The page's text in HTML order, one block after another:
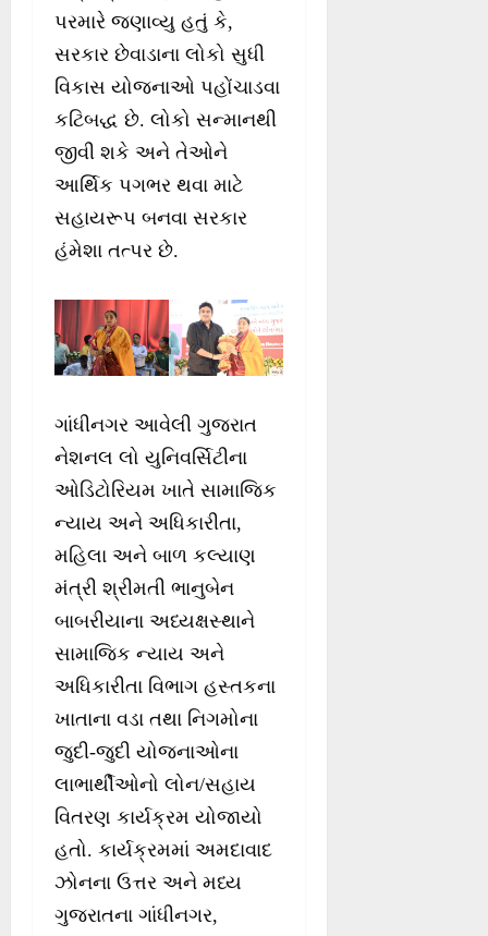
પરમારે જણાવ્યુ હતું કે,
સરકાર છેવાડાના લોકો સુધી
વિકાસ યોજનાઓ પહોંચાડવા
કટિબદ્ધ છે. લોકો સન્માનથી
જીવી શકે અને તેઓને
આર્થિક પગભર થવા માટે
સહાયરૂપ બનવા સરકાર
હંમેશા તત્પર છે.
ગાંધીનગર આવેલી ગુજરાત
નેશનલ લો યુનિવર્સિટીના
ઓડિટોરિયમ ખાતે સામાજિક
ન્યાય અને અધિકારીતા,
મહિલા અને બાળ કલ્યાણ
મંત્રી શ્રીમતી ભાનુબેન
બાબરીયાના અધ્યક્ષસ્થાને
સામાજિક ન્યાય અને
અધિકારીતા વિભાગ હસ્તકના
ખાતાના વડા તથા નિગમોના
જુદી-જુદી યોજનાઓના
લાભાર્થીઓનો લોન/સહાય
વિતરણ કાર્યક્રમ યોજાયો
હતો. કાર્યક્રમમાં અમદાવાદ
ઝોનના ઉત્તર અને મધ્ય
ગુજરાતના ગાંધીનગર,